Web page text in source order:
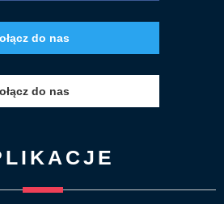
do nas
do nas